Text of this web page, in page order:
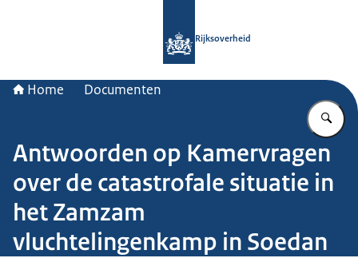
Rijksoverheid
Home Documenten
Antwoorden op Kamervragen
over de catastrofale situatie in
het Zamzam
vluchtelingenkamp in Soedan